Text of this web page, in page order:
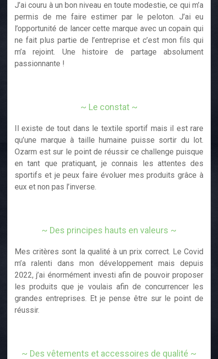
J’ai couru à un bon niveau en toute modestie, ce qui m’a
permis de me faire estimer par le peloton. J’ai eu
l’opportunité de lancer cette marque avec un copain qui
ne fait plus partie de l’entreprise et c’est mon fils qui
m’a rejoint. Une histoire de partage absolument
passionnante !
~ Le constat ~
Il existe de tout dans le textile sportif mais il est rare
qu’une marque à taille humaine puisse sortir du lot.
Ozarm est sur le point de réussir ce challenge puisque
en tant que pratiquant, je connais les attentes des
sportifs et je peux faire évoluer mes produits grâce à
eux et non pas l’inverse.
~ Des principes hauts en valeurs ~
Mes critères sont la qualité à un prix correct. Le Covid
m’a ralenti dans mon développement mais depuis
2022, j’ai énormément investi afin de pouvoir proposer
les produits que je voulais afin de concurrencer les
grandes entreprises. Et je pense être sur le point de
réussir.
~ Des vêtements et accessoires de qualité ~